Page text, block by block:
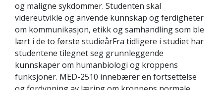
og maligne sykdommer. Studenten skal
videreutvikle og anvende kunnskap og ferdigheter
om kommunikasjon, etikk og samhandling som ble
lært i de to første studieårFra tidligere i studiet har
studentene tilegnet seg grunnleggende
kunnskaper om humanbiologi og kroppens
funksjoner. MED-2510 innebærer en fortsettelse